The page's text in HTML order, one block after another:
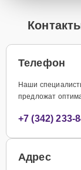
Телефон
Наши
предложат
+7 (342) 233-
Адрес